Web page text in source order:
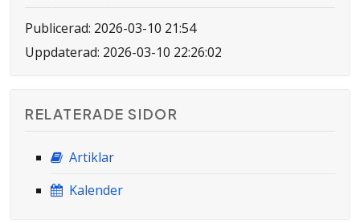
Publicerad: 2026-03-10 21:54
Uppdaterad: 2026-03-10 22:26:02
RELATERADE SIDOR
Artiklar
Kalender